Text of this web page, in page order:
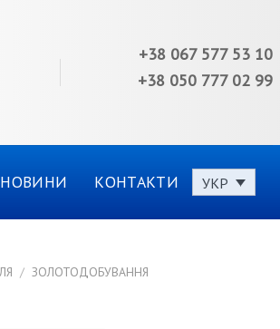
+38 067 577 53 10
+38 050 777 02 99
НОВИНИ КОНТАКТИ УКР
/ ЗОЛОТОДОБУВАННЯ